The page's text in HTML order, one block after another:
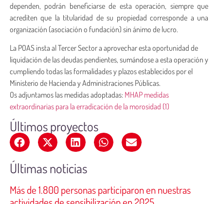
dependen, podrán beneficiarse de esta operación, siempre que
acrediten que la titularidad de su propiedad corresponde a una
organización (asociación o fundación) sin ánimo de lucro.
La POAS insta al Tercer Sector a aprovechar esta oportunidad de
liquidación de las deudas pendientes, sumándose a esta operación y
cumpliendo todas las formalidades y plazos establecidos por el
Ministerio de Hacienda y Administraciones Públicas.
Os adjuntamos las medidas adoptadas: MHAP medidas
extraordinarias para la erradicación de la morosidad (1)
Últimos proyectos
Últimas noticias
Más de 1.800 personas participaron en nuestras